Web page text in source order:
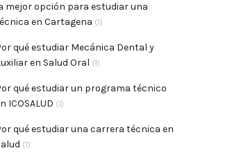
mejor opción para estudiar una
en Cartagena (1)
qué estudiar Mecánica Dental y
en Salud Oral (1)
qué estudiar un programa técnico
ICOSALUD (1)
qué estudiar una carrera técnica en
(1)